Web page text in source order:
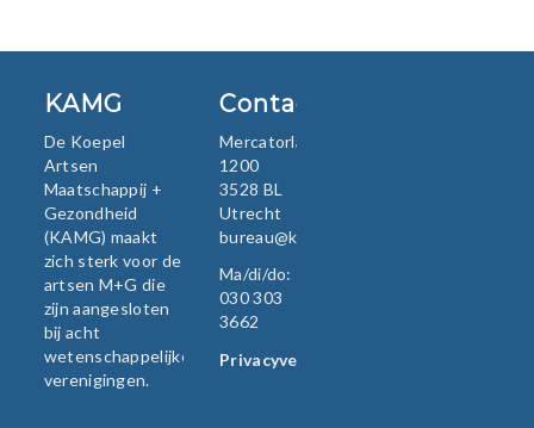
KAMG
De Koepel
Artsen
Maatschappij +
Gezondheid
(KAMG) maakt
zich sterk voor de
artsen M+G die
zijn aangesloten
bij acht
wetenschappelijke
verenigingen.
Contact
Mercatorlaan
1200
3528 BL
Utrecht
bureau@kamg.nl
Ma/di/do:
030 303
3662
Privacyverklaring